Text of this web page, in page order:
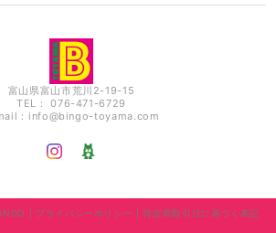
富山県富山市荒川2-19-15
TEL： 076-471-6729
： info@bingo-toyama.com
| プライバシーポリシー |特定商取引法に基づく表記